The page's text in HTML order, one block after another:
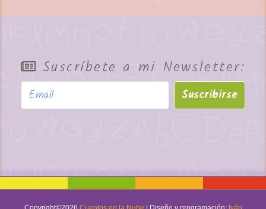
Suscríbete a mi Newsletter:
Suscribirse